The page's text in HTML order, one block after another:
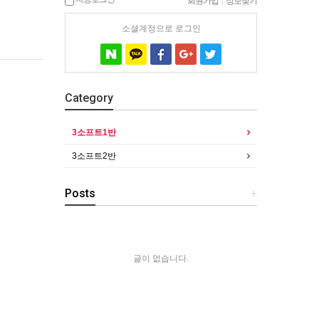
소셜계정으로 로그인
Category
3소프트1반
3소프트2반
+
Posts
글이 없습니다.